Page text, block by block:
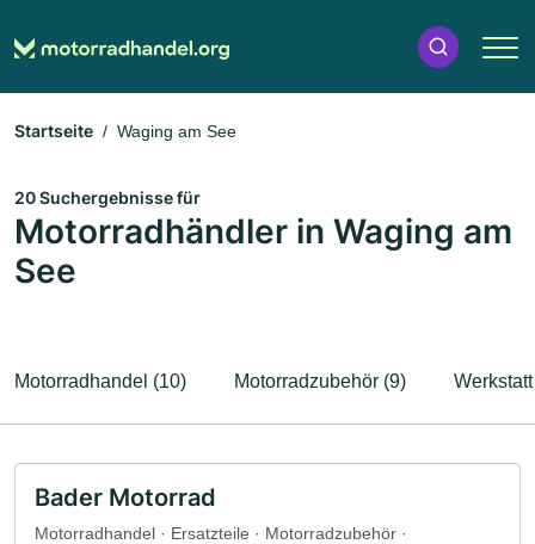
Startseite Waging am See
20 Suchergebnisse für
Motorradhändler in Waging am
See
Motorradhandel (10) Motorradzubehör (9)
Bader Motorrad
Motorradhandel · Ersatzteile · Motorradzubehör ·